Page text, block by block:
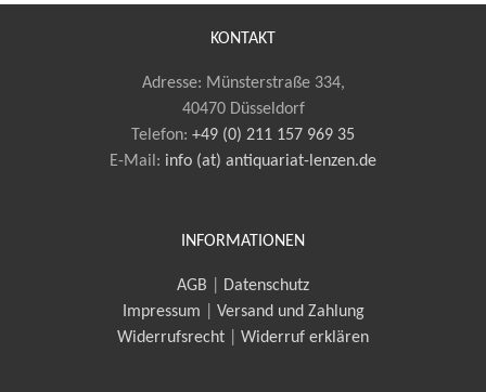
KONTAKT
Adresse: Münsterstraße 334,
40470 Düsseldorf
Telefon: +49 (0) 211 157 969 35
E-Mail : info (at) antiquariat-lenzen.de
INFORMATIONEN
AGB
Datenschutz
Impressum
Versand und Zahlung
Widerrufsrecht
Widerruf erklären